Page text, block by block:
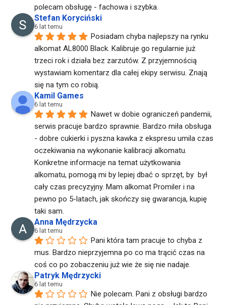
polecam obsługę - fachowa i szybka.
Stefan Koryciński
6 lat temu
Posiadam chyba najlepszy na rynku
alkomat AL8000 Black. Kalibruje go regularnie już
trzeci rok i działa bez zarzutów. Z przyjemnością
wystawiam komentarz dla całej ekipy serwisu. Znają
się na tym co robią.
Kamil Games
6 lat temu
Nawet w dobie ograniczeń pandemii,
serwis pracuje bardzo sprawnie. Bardzo miła obsługa
- dobre cukierki i pyszna kawka z ekspresu umila czas
oczekiwania na wykonanie kalibracji alkomatu.
Konkretne informacje na temat użytkowania
alkomatu, pomogą mi by lepiej dbać o sprzęt, by  był
cały czas precyzyjny. Mam alkomat Promiler i na
pewno po 5-latach, jak skończy się gwarancja, kupię
taki sam.
Anna Mędrzycka
6 lat temu
Pani która tam pracuje to chyba z
mus. Bardzo nieprzyjemna po co ma trącić czas na
coś co po zobaczeniu już wie że się nie nadaje.
Patryk Mędrzycki
6 lat temu
Nie polecam. Pani z obsługi bardzo